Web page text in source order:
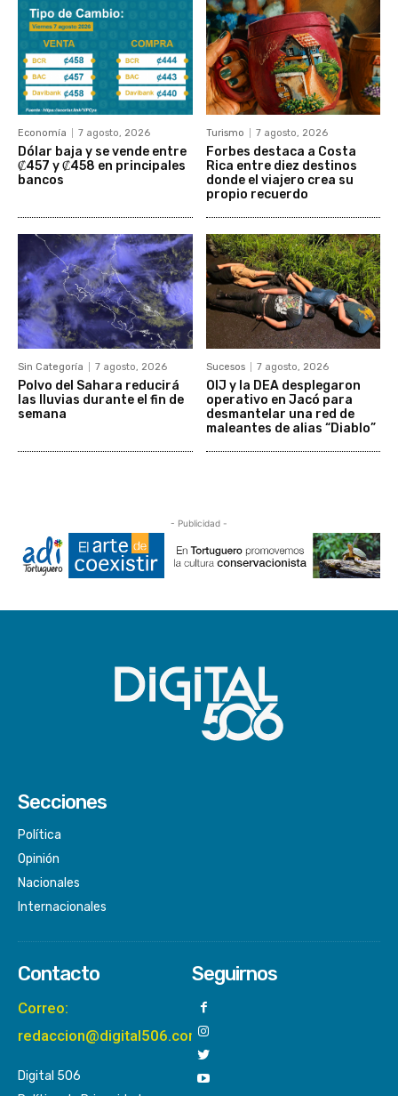
Economía 7 agosto, 2026
Dólar baja y se vende entre
₡457 y ₡458 en principales
bancos
Turismo 7 agosto, 2026
Forbes destaca a Costa
Rica entre diez destinos
donde el viajero crea su
propio recuerdo
Sin Categoría 7 agosto, 2026
Polvo del Sahara reducirá
las lluvias durante el fin de
semana
Sucesos 7 agosto, 2026
OIJ y la DEA desplegaron
operativo en Jacó para
desmantelar una red de
maleantes de alias “Diablo”
- Publicidad -
Secciones
Política
Opinión
Nacionales
Internacionales
Contacto
Correo:
redaccion@digital506.com
Digital 506
Seguirnos